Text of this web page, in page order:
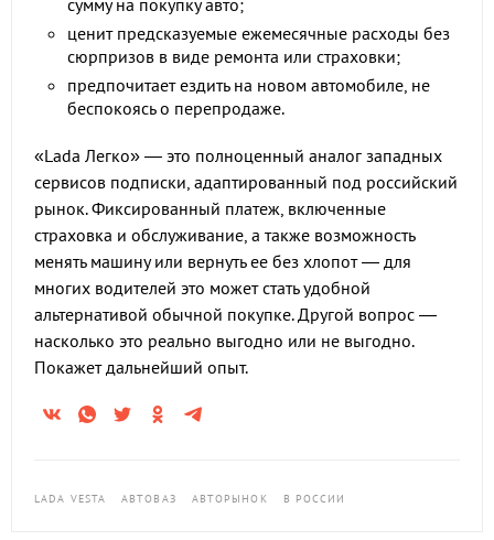
сумму на покупку авто;
ценит предсказуемые ежемесячные расходы без
сюрпризов в виде ремонта или страховки;
предпочитает ездить на новом автомобиле, не
беспокоясь о перепродаже.
«Lada Легко» — это полноценный аналог западных
сервисов подписки, адаптированный под российский
рынок. Фиксированный платеж, включенные
страховка и обслуживание, а также возможность
менять машину или вернуть ее без хлопот — для
многих водителей это может стать удобной
альтернативой обычной покупке. Другой вопрос —
насколько это реально выгодно или не выгодно.
Покажет дальнейший опыт.
LADA VESTA АВТОВАЗ АВТОРЫНОК В РОССИИ